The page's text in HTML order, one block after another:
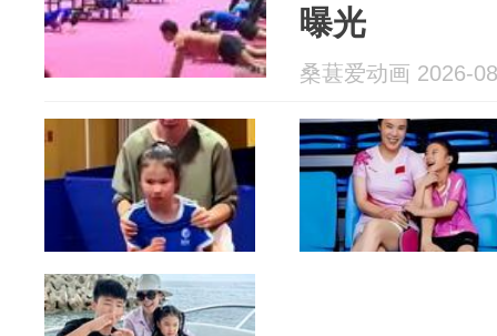
曝光
桑葚爱动画 2026-